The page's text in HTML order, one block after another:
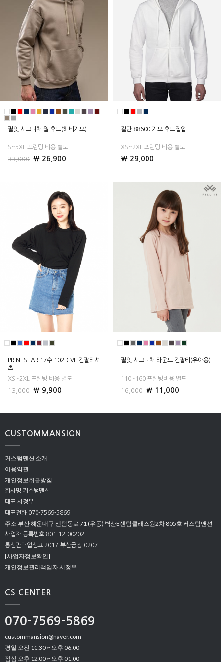
필잇 시그니처 웜 후드(헤비기모)
S~5XL 프린팅 비용 별도
33,000 ₩ 26,900
길단 88600 기모 후드집업
XS~2XL 프린팅 비용 별도
₩ 29,000
PRINTSTAR 17수 102-CVL 긴팔티셔
츠
XS~2XL 프린팅 비용 별도
13,000 ₩ 9,900
필잇 시그니처 라운드 긴팔티(유아용)
110~160 프린팅비용 별도
16,000 ₩ 11,000
CUSTOMMANSION
커스텀맨션 소개
이용약관
개인정보취급방침
회사명 커스텀맨션
대표 서정우
대표전화 070-7569-5869
주소 부산 해운대구 센텀동로 71 (우동) 벽산E센텀클래스원2차 805호 커스텀맨션
사업자 등록번호 801-12-00202
통신판매업신고 2017-부산금정-0207
[사업자정보확인]
개인정보관리책임자 서정우
CS CENTER
070-7569-5869
custommansion@naver.com
평일 오전 10:30 ~ 오후 06:00
점심 오후 12:00 ~ 오후 01:00